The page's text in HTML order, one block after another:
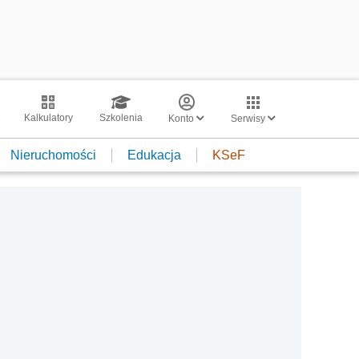
Kalkulatory Szkolenia Konto Serwisy
Nieruchomości Edukacja KSeF